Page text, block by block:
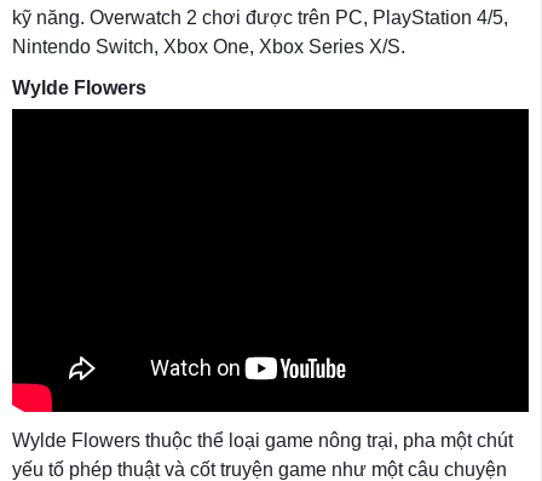
kỹ năng. Overwatch 2 chơi được trên PC, PlayStation 4/5,
Nintendo Switch, Xbox One, Xbox Series X/S.
Wylde Flowers
Wylde Flowers thuộc thể loại game nông trại, pha một chút
yếu tố phép thuật và cốt truyện game như một câu chuyện